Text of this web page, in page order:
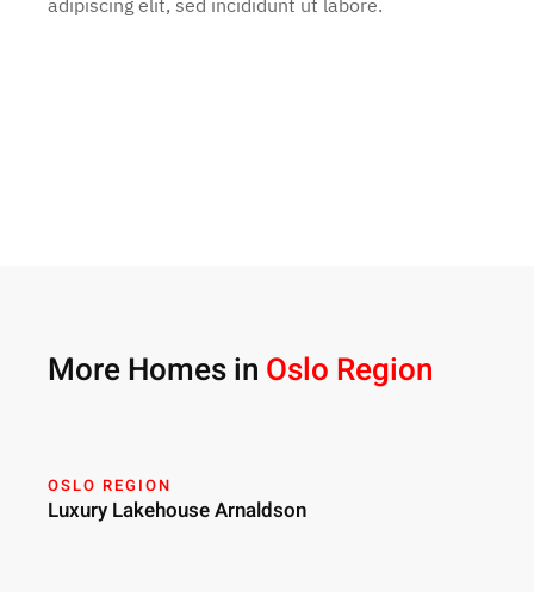
adipiscing elit, sed incididunt ut labore.
More Homes in Oslo Region
OSLO REGION
Luxury Lakehouse Arnaldson